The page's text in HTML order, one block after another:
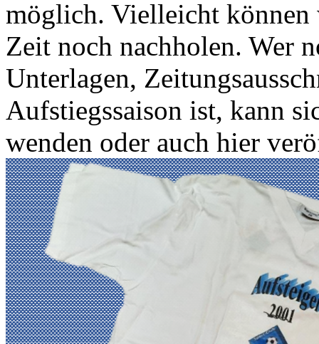
möglich. Vielleicht können
Zeit noch nachholen. Wer
Unterlagen,
Aufstiegssaison ist, kann
wenden oder auch hier